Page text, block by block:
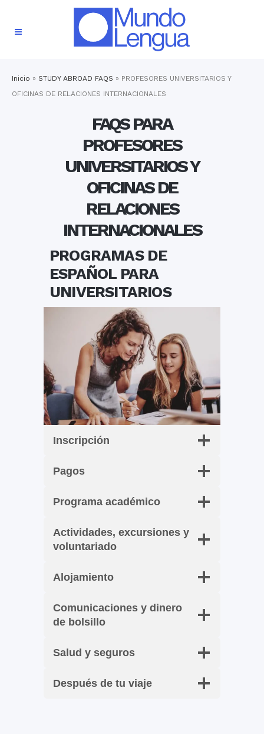
Inicio » STUDY ABROAD FAQS » PROFESORES UNIVERSITARIOS Y
OFICINAS DE RELACIONES INTERNACIONALES
FAQS PARA
PROFESORES
UNIVERSITARIOS Y
OFICINAS DE
RELACIONES
INTERNACIONALES
PROGRAMAS DE
ESPAÑOL PARA
UNIVERSITARIOS
Inscripción
Pagos
Programa académico
Actividades, excursiones y
voluntariado
Alojamiento
Comunicaciones y dinero
de bolsillo
Salud y seguros
Después de tu viaje